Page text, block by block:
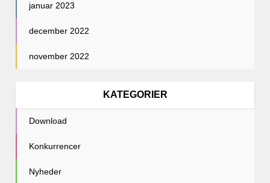
januar 2023
december 2022
november 2022
KATEGORIER
Download
Konkurrencer
Nyheder